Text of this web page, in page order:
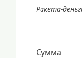
Ракета-
Сумма